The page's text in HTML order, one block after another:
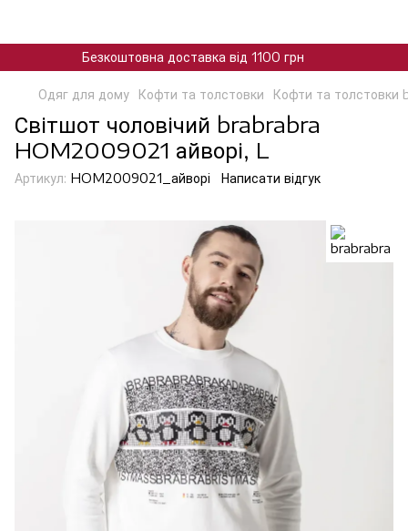
Безкоштовна доставка від 1100 грн
Одяг для дому Кофти та толстовки Кофти та толстовки
Світшот чоловічий brabrabra
HOM2009021 айворі, L
Артикул: HOM2009021_айворі Написати відгук